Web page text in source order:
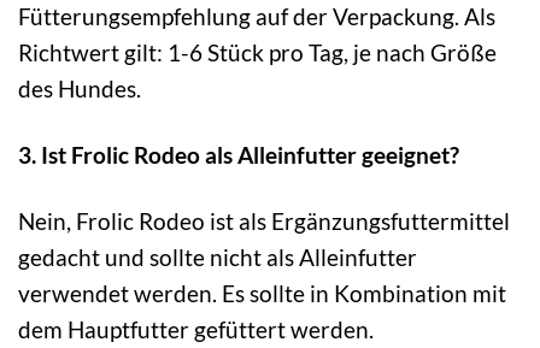
Fütterungsempfehlung auf der Verpackung. Als
Richtwert gilt: 1-6 Stück pro Tag, je nach Größe
des Hundes.
3. Ist Frolic Rodeo als Alleinfutter geeignet?
Nein, Frolic Rodeo ist als Ergänzungsfuttermittel
gedacht und sollte nicht als Alleinfutter
verwendet werden. Es sollte in Kombination mit
dem Hauptfutter gefüttert werden.